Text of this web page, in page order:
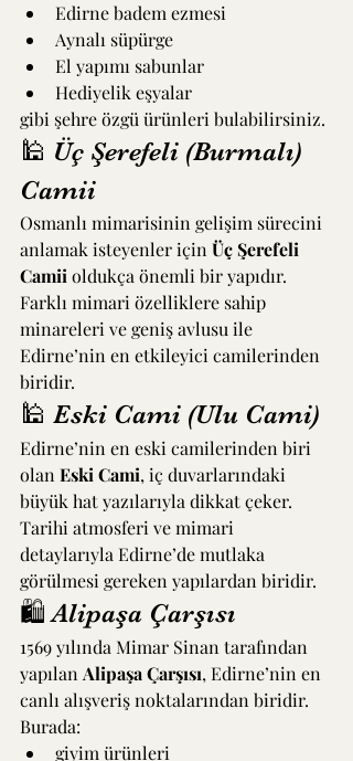
Edirne badem ezmesi
Aynalı süpürge
El yapımı sabunlar
Hediyelik eşyalar
gibi şehre özgü ürünleri bulabilirsiniz.
🕌 Üç Şerefeli (Burmalı)
Camii
Osmanlı mimarisinin gelişim sürecini
anlamak isteyenler için Üç Şerefeli
Camii oldukça önemli bir yapıdır.
Farklı mimari özelliklere sahip
minareleri ve geniş avlusu ile
Edirne’nin en etkileyici camilerinden
biridir.
🕌 Eski Cami (Ulu Cami)
Edirne’nin en eski camilerinden biri
olan Eski Cami, iç duvarlarındaki
büyük hat yazılarıyla dikkat çeker.
Tarihi atmosferi ve mimari
detaylarıyla Edirne’de mutlaka
görülmesi gereken yapılardan biridir.
🛍 Alipaşa Çarşısı
1569 yılında Mimar Sinan tarafından
yapılan Alipaşa Çarşısı, Edirne’nin en
canlı alışveriş noktalarından biridir.
Burada:
giyim ürünleri